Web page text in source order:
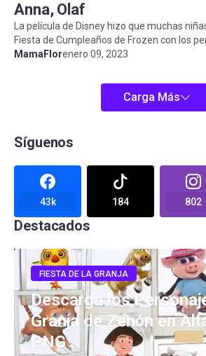
Anna, Olaf
La película de Disney hizo que muchas
Fiesta de Cumpleaños de Frozen con los personajes de Elsa la
reina de las nieve...
MamaFlorenero 09, 2023
Carga Más
Síguenos
43k 184 802
Destacados
FIESTA DE LA GRANJA
Descarga los
Granja de Zenón en
PNG